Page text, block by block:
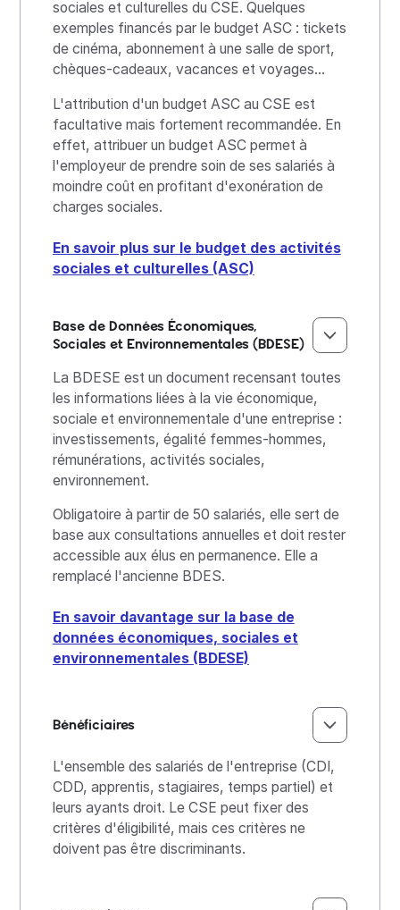
sociales et culturelles du CSE. Quelques
exemples financés par le budget ASC : tickets
de cinéma, abonnement à une salle de sport,
chèques-cadeaux, vacances et voyages...
L'attribution d'un budget ASC au CSE est
facultative mais fortement recommandée. En
effet, attribuer un budget ASC permet à
l'employeur de prendre soin de ses salariés à
moindre coût en profitant d'exonération de
charges sociales.
En savoir plus sur le budget des activités
sociales et culturelles (ASC)
Base de Données Économiques,
Sociales et Environnementales (BDESE)
La BDESE est un document recensant toutes
les informations liées à la vie économique,
sociale et environnementale d'une entreprise :
investissements, égalité femmes-hommes,
rémunérations, activités sociales,
environnement.
Obligatoire à partir de 50 salariés, elle sert de
base aux consultations annuelles et doit rester
accessible aux élus en permanence. Elle a
remplacé l'ancienne BDES.
En savoir davantage sur la base de
données économiques, sociales et
environnementales (BDESE)
Bénéficiaires
L'ensemble des salariés de l'entreprise (CDI,
CDD, apprentis, stagiaires, temps partiel) et
leurs ayants droit. Le CSE peut fixer des
critères d'éligibilité, mais ces critères ne
doivent pas être discriminants.